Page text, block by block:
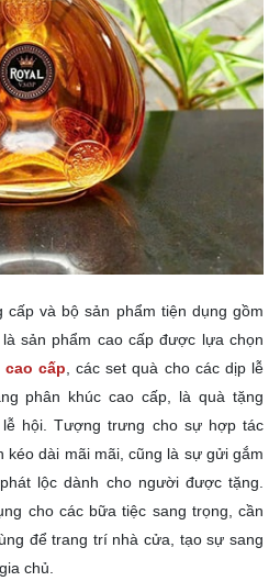
cấp và bộ sản phẩm tiện dụng gồm
sản phẩm cao cấp được lựa chọn
cao cấp, các set quà cho các dịp lễ
phân khúc cao cấp, làquà tặng
hội. Tượng trưng cho sự hợp tác
kéo dài mãi mãi, cũng là sự gửi gắm
lộc dành cho người được tặng.
cho các bữa tiệc sang trọng, cần
để trang trí nhà cửa, tạo sự sang
chủ.